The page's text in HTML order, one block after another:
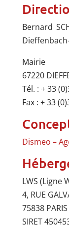
Bernard
Mairie
67220
Tél. : + 33
Fax : + 33
Dismeo –
LWS (Ligne
4, RUE
75838
SIRET